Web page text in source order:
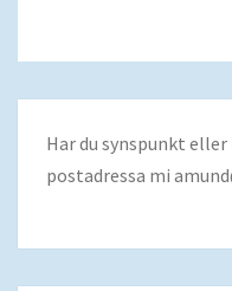
Har du synspunkt
postadressa mi